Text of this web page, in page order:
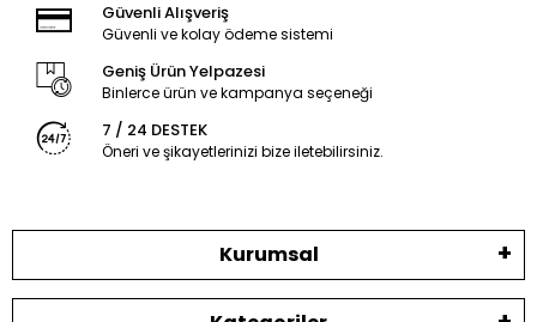
Güvenli Alışveriş
Güvenli ve kolay ödeme sistemi
Geniş Ürün Yelpazesi
Binlerce ürün ve kampanya seçeneği
7 / 24 DESTEK
Öneri ve şikayetlerinizi bize iletebilirsiniz.
Kurumsal